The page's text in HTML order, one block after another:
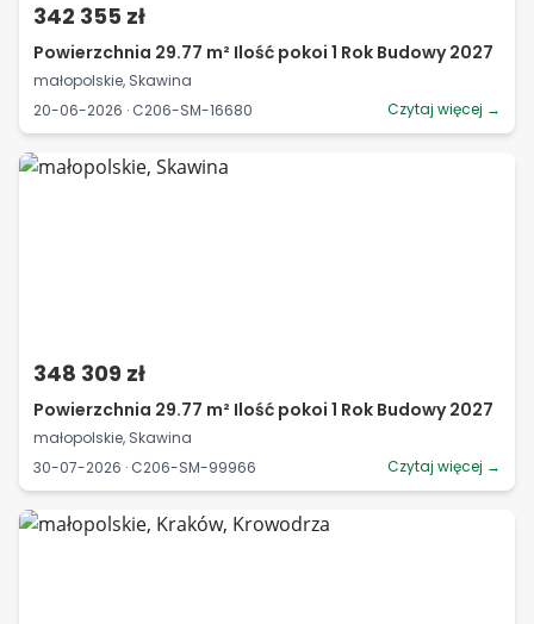
342 355 zł
Powierzchnia 29.77 m² Ilość pokoi 1 Rok Budowy 2027
małopolskie, Skawina
20-06-2026 · C206-SM-16680
Czytaj więcej →
348 309 zł
Powierzchnia 29.77 m² Ilość pokoi 1 Rok Budowy 2027
małopolskie, Skawina
30-07-2026 · C206-SM-99966
Czytaj więcej →